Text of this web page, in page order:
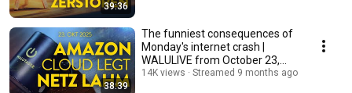
39:36
38:39
The funniest consequences of
Monday's internet crash |
WALULIVE from October 23,
2025
14K views Streamed 9 months ago